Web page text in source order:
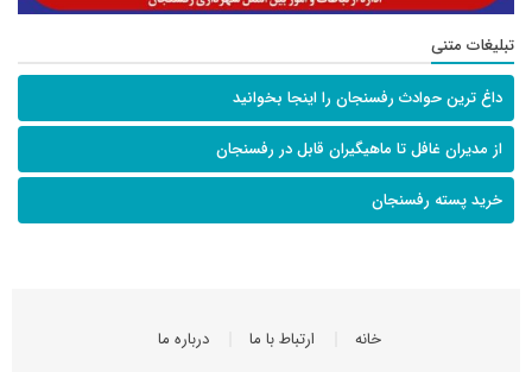
تبلیغات متنی
داغ ترین حوادث رفسنجان را اینجا بخوانید
از مدیران غافل تا ماهیگیران قابل در رفسنجان
خرید پسته رفسنجان
خانه ارتباط با ما درباره ما